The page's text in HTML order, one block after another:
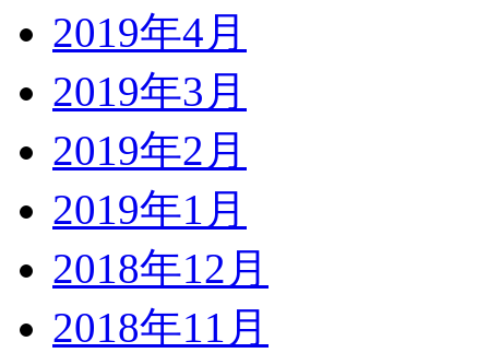
2019年4月
2019年3月
2019年2月
2019年1月
2018年12月
2018年11月